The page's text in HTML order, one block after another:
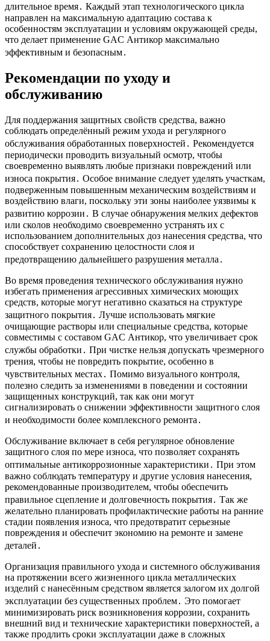
длительное время․ Каждый этап технологического цикла
направлен на максимальную адаптацию состава к
особенностям эксплуатации и условиям окружающей среды,
что делает применение GAC Антикор максимально
эффективным и безопасным․
Рекомендации по уходу и
обслуживанию
Для поддержания защитных свойств средства, важно
соблюдать определённый режим ухода и регулярного
обслуживания обработанных поверхностей․ Рекомендуется
периодически проводить визуальный осмотр, чтобы
своевременно выявлять любые признаки повреждений или
износа покрытия․ Особое внимание следует уделять участкам,
подверженным повышенным механическим воздействиям и
воздействию влаги, поскольку эти зоны наиболее уязвимы к
развитию коррозии․ В случае обнаружения мелких дефектов
или сколов необходимо своевременно устранять их с
использованием дополнительных доз нанесения средства, что
способствует сохранению целостности слоя и
предотвращению дальнейшего разрушения металла․
Во время проведения технического обслуживания нужно
избегать применения агрессивных химических моющих
средств, которые могут негативно сказаться на структуре
защитного покрытия․ Лучше использовать мягкие
очищающие растворы или специальные средства, которые
совместимы с составом GAC Антикор, что увеличивает срок
службы обработки․ При чистке нельзя допускать чрезмерного
трения, чтобы не повредить покрытие, особенно в
чувствительных местах․ Помимо визуального контроля,
полезно следить за изменениями в поведении и состоянии
защищенных конструкций, так как они могут
сигнализировать о снижении эффективности защитного слоя
и необходимости более комплексного ремонта․
Обслуживание включает в себя регулярное обновление
защитного слоя по мере износа, что позволяет сохранять
оптимальные антикоррозионные характеристики․ При этом
важно соблюдать температуру и другие условия нанесения,
рекомендованные производителем, чтобы обеспечить
правильное сцепление и долговечность покрытия․ Так же
желательно планировать профилактические работы на ранние
стадии появления износа, что предотвратит серьезные
повреждения и обеспечит экономию на ремонте и замене
деталей․
Организация правильного ухода и системного обслуживания
на протяжении всего жизненного цикла металлических
изделий с нанесённым средством является залогом их долгой
эксплуатации без существенных проблем․ Это помогает
минимизировать риск возникновения коррозии, сохранить
внешний вид и технические характеристики поверхностей, а
также продлить сроки эксплуатации даже в сложных